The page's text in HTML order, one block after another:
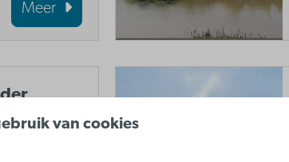
Meer
invan cookies